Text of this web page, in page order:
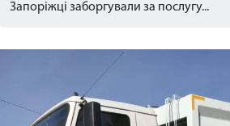
Запоріжці заборгували за послугу...